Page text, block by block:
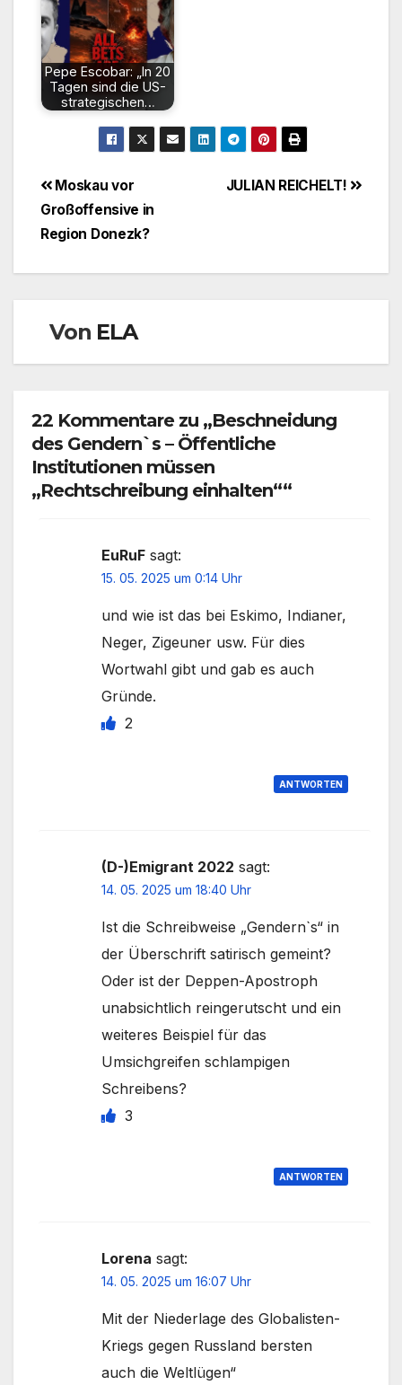
Pepe Escobar: „In 20
Tagen sind die US-
strategischen…
Beitragsnavigation
JULIAN REICHELT!
Moskau vor
Großoffensive in
Region Donezk?
Von ELA
22 Kommentare zu „Beschneidung
des Gendern`s – Öffentliche
Institutionen müssen
„Rechtschreibung einhalten““
EuRuF sagt:
15. 05. 2025 um 0:14 Uhr
und wie ist das bei Eskimo, Indianer,
Neger, Zigeuner usw. Für dies
Wortwahl gibt und gab es auch
Gründe.
2
ANTWORTEN
(D-)Emigrant 2022 sagt:
14. 05. 2025 um 18:40 Uhr
Ist die Schreibweise „Gendern`s“ in
der Überschrift satirisch gemeint?
Oder ist der Deppen-Apostroph
unabsichtlich reingerutscht und ein
weiteres Beispiel für das
Umsichgreifen schlampigen
Schreibens?
3
ANTWORTEN
Lorena sagt:
14. 05. 2025 um 16:07 Uhr
Mit der Niederlage des Globalisten-
Kriegs gegen Russland bersten
auch die Weltlügen“